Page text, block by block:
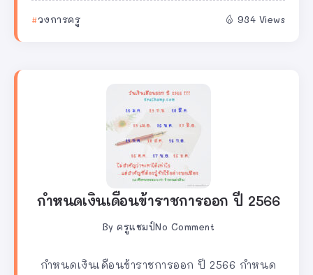
วงการครู 934 Views
กำหนดเงินเดือนข้าราชการออก ปี 2566
By ครูแชมป์No Comment
กำหนดเงินเดือนข้าราชการออก ปี 2566 กำหนด